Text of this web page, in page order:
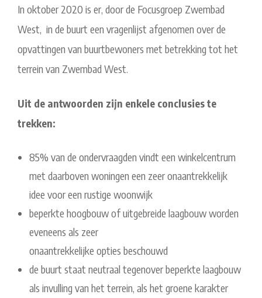
In oktober 2020 is er, door de Focusgroep Zwembad
West, in de buurt een vragenlijst afgenomen over de
opvattingen van buurtbewoners met betrekking tot het
terrein van Zwembad West.
Uit de antwoorden zijn enkele conclusies te
trekken:
85% van de ondervraagden vindt een winkelcentrum
met daarboven woningen een zeer onaantrekkelijk
idee voor een rustige woonwijk
beperkte hoogbouw of uitgebreide laagbouw worden
eveneens als zeer
onaantrekkelijke opties beschouwd
de buurt staat neutraal tegenover beperkte laagbouw
als invulling van het terrein, als het groene karakter